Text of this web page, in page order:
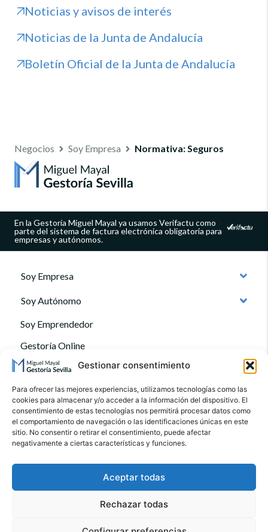
Gestionar consentimiento
Para ofrecer las mejores experiencias, utilizamos tecnologías como las
cookies para almacenar y/o acceder a la información del dispositivo. El
consentimiento de estas tecnologías nos permitirá procesar datos como
el comportamiento de navegación o las identificaciones únicas en este
sitio. No consentir o retirar el consentimiento, puede afectar
negativamente a ciertas características y funciones.
Aceptar todas
Rechazar todas
Noticias y avisos de interés
Noticias de la Junta de Andalucía
Boletín Oficial de la Junta de Andalucía
Negocios Soy Empresa Normativa: Seguros
En la Gestoría Miguel Mayal ya usamos Verifactu como
parte del sistema de factura electrónica obligatoria para
empresas y autónomos.
Soy Empresa
Soy Autónomo
Soy Emprendedor
Gestoría Online
Quienes somos
Contacto
Blog
Preguntas Frecuentes
Aviso Legal
Política de cookies
Listado base de precios